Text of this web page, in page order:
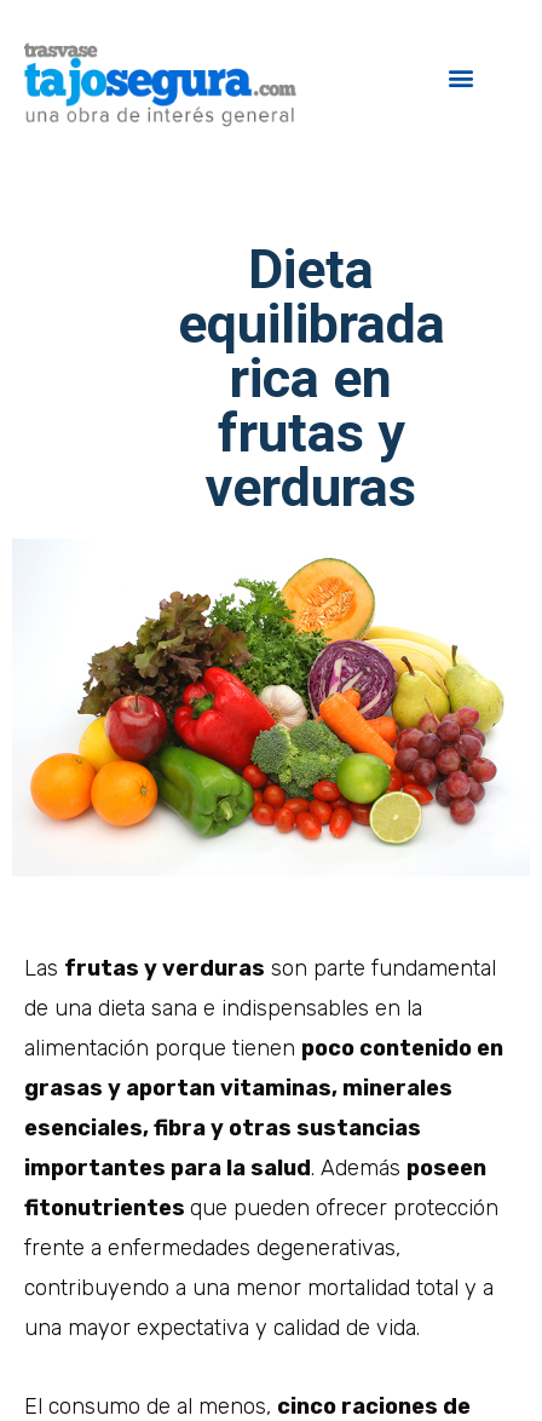
Dieta
equilibrada
rica en
frutas y
verduras
Las frutas y verduras son parte fundamental
de una dieta sana e indispensables en la
alimentación porque tienen poco contenido en
grasas y aportan vitaminas, minerales
esenciales, fibra y otras sustancias
importantes para la salud. Además poseen
fitonutrientes que pueden ofrecer protección
frente a enfermedades degenerativas,
contribuyendo a una menor mortalidad total y a
una mayor expectativa y calidad de vida.
El consumo de al menos, cinco raciones de